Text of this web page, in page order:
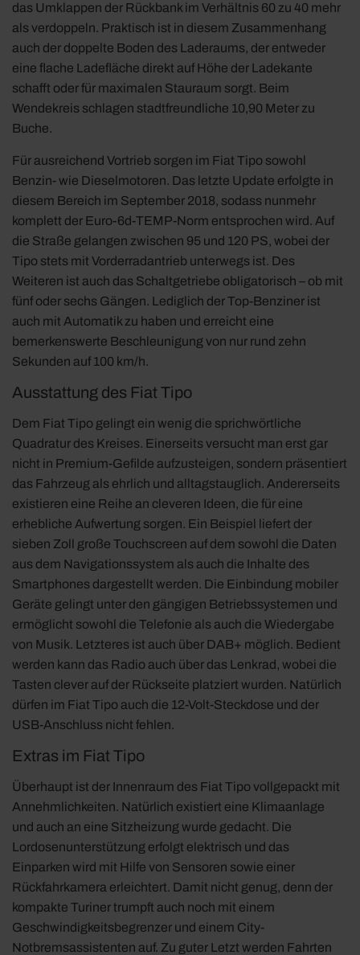
das Umklappen der Rückbank im Verhältnis 60 zu 40 mehr
als verdoppeln. Praktisch ist in diesem Zusammenhang
auch der doppelte Boden des Laderaums, der entweder
eine flache Ladefläche direkt auf Höhe der Ladekante
schafft oder für maximalen Stauraum sorgt. Beim
Wendekreis schlagen stadtfreundliche 10,90 Meter zu
Buche.
Für ausreichend Vortrieb sorgen im Fiat Tipo sowohl
Benzin- wie Dieselmotoren. Das letzte Update erfolgte in
diesem Bereich im September 2018, sodass nunmehr
komplett der Euro-6d-TEMP-Norm entsprochen wird. Auf
die Straße gelangen zwischen 95 und 120 PS, wobei der
Tipo stets mit Vorderradantrieb unterwegs ist. Des
Weiteren ist auch das Schaltgetriebe obligatorisch – ob mit
fünf oder sechs Gängen. Lediglich der Top-Benziner ist
auch mit Automatik zu haben und erreicht eine
bemerkenswerte Beschleunigung von nur rund zehn
Sekunden auf 100 km/h.
Ausstattung des Fiat Tipo
Dem Fiat Tipo gelingt ein wenig die sprichwörtliche
Quadratur des Kreises. Einerseits versucht man erst gar
nicht in Premium-Gefilde aufzusteigen, sondern präsentiert
das Fahrzeug als ehrlich und alltagstauglich. Andererseits
existieren eine Reihe an cleveren Ideen, die für eine
erhebliche Aufwertung sorgen. Ein Beispiel liefert der
sieben Zoll große Touchscreen auf dem sowohl die Daten
aus dem Navigationssystem als auch die Inhalte des
Smartphones dargestellt werden. Die Einbindung mobiler
Geräte gelingt unter den gängigen Betriebssystemen und
ermöglicht sowohl die Telefonie als auch die Wiedergabe
von Musik. Letzteres ist auch über DAB+ möglich. Bedient
werden kann das Radio auch über das Lenkrad, wobei die
Tasten clever auf der Rückseite platziert wurden. Natürlich
dürfen im Fiat Tipo auch die 12-Volt-Steckdose und der
USB-Anschluss nicht fehlen.
Extras im Fiat Tipo
Überhaupt ist der Innenraum des Fiat Tipo vollgepackt mit
Annehmlichkeiten. Natürlich existiert eine Klimaanlage
und auch an eine Sitzheizung wurde gedacht. Die
Lordosenunterstützung erfolgt elektrisch und das
Einparken wird mit Hilfe von Sensoren sowie einer
Rückfahrkamera erleichtert. Damit nicht genug, denn der
kompakte Turiner trumpft auch noch mit einem
Geschwindigkeitsbegrenzer und einem City-
Notbremsassistenten auf. Zu guter Letzt werden Fahrten